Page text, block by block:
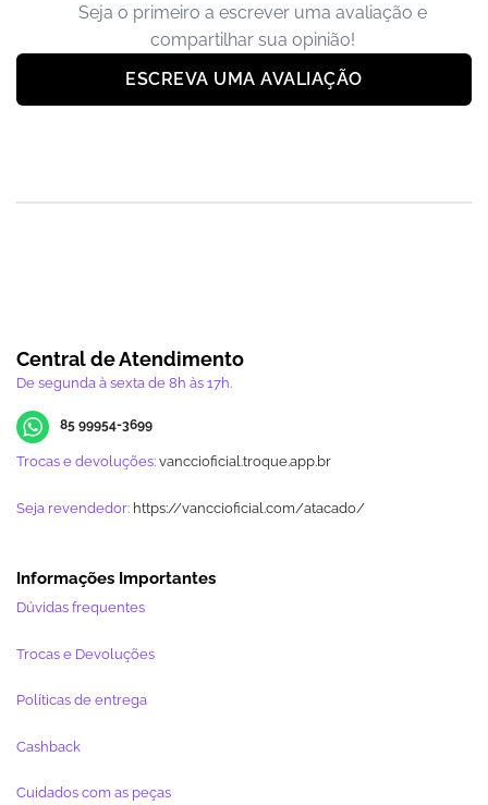
Seja o primeiro a escrever uma avaliação e
compartilhar sua opinião!
ESCREVA UMA AVALIAÇÃO
Central de Atendimento
De segunda à sexta de 8h às 17h.
85 99954-3699
Trocas e devoluções: vanccioficial.troque.app.br
Seja revendedor: https://vanccioficial.com/atacado/
Informações Importantes
Dúvidas frequentes
Trocas e Devoluções
Políticas de entrega
Cashback
Cuidados com as peças